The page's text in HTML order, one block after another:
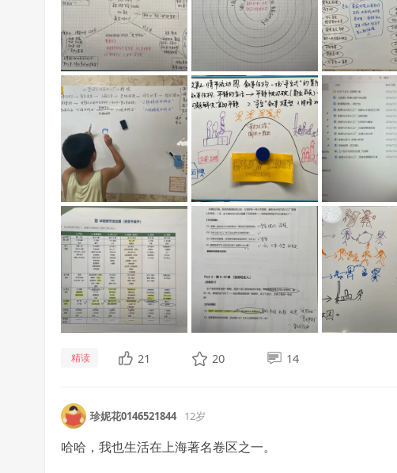
精读 21 20 14
珍妮花0146521844 12岁
哈哈，我也生活在上海著名卷区之一。